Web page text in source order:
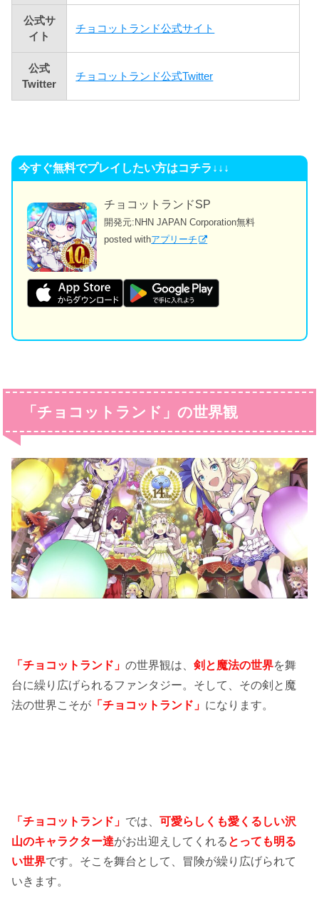
公式サ
イト
チョコットランド公式サイト
公式
Twitter
チョコットランド公式Twitter
今すぐ無料でプレイしたい方はコチラ↓↓↓
チョコットランドSP
開発元:NHN JAPAN Corporation無料
posted withアプリーチ
「チョコットランド」の世界観
「チョコットランド」の世界観は、剣と魔法の世界を舞
台に繰り広げられるファンタジー。そして、その剣と魔
法の世界こそが 「チョコットランド」 になります。
「チョコットランド」 では、可愛らしくも愛くるしい沢
山のキャラクター達がお出迎えしてくれる とっても明る
い世界です。そこを舞台として、冒険が繰り広げられて
いきます。